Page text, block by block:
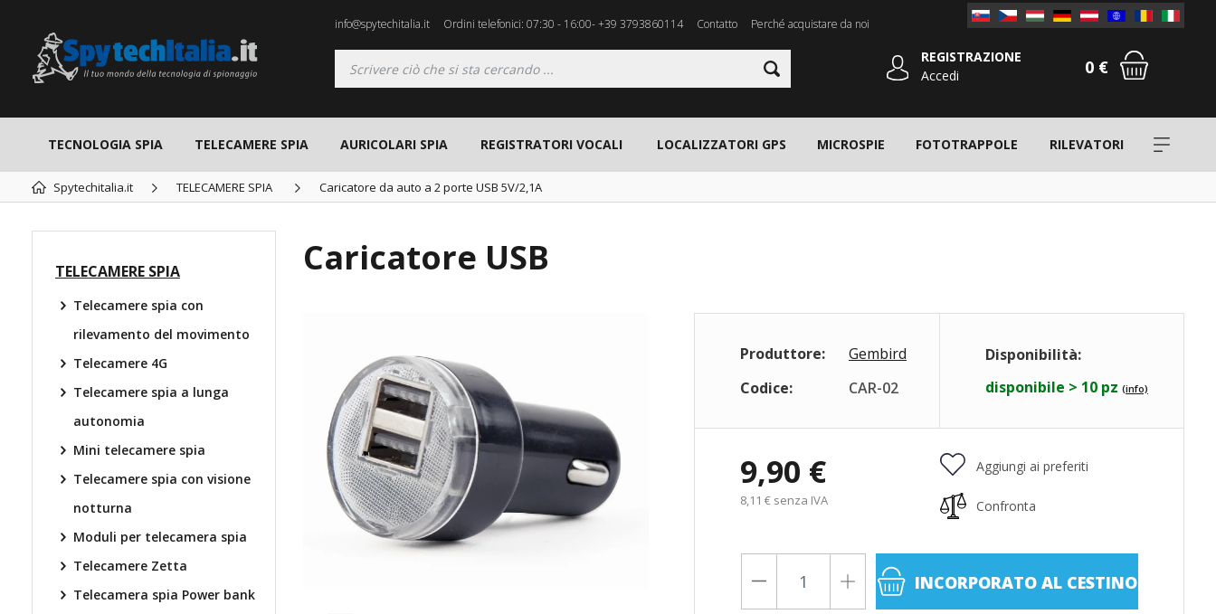
info@spytechitalia.it Ordini telefonici: 07:30 - 16:00- +39 3793860114 Contatto Perché acquistare da noi
REGISTRAZIONE
Accedi
0 €
TECNOLOGIA SPIA TELECAMERE SPIA AURICOLARI SPIA REGISTRATORI VOCALI LOCALIZZATORI GPS MICROSPIE FOTOTRAPPOLE RILEVATORI
Spytechitalia.it TELECAMERE SPIA Caricatore da auto a 2 porte USB 5V/2,1A
Caricatore USB
Produttore:
Gembird
Codice:
CAR-02
Disponibilità:
disponibile > 10 pz (info)
9,90 €
8,11 € senza IVA
Aggiungi ai preferiti
Confronta
INCORPORATO AL CESTINO
TELECAMERE SPIA
Telecamere spia con
rilevamento del movimento
Telecamere 4G
Telecamere spia a lunga
autonomia
Mini telecamere spia
Telecamere spia con visione
notturna
Moduli per telecamera spia
Telecamere Zetta
Telecamera spia Power bank